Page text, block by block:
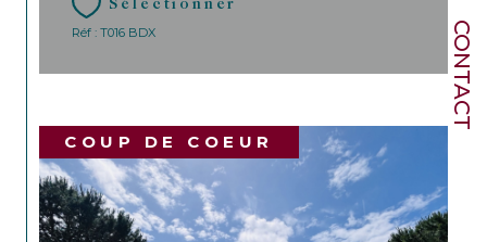
CONTACT
Sélectionner
Réf : T016 BDX
COUP DE COEUR